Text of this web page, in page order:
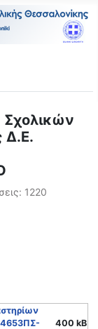
Δ.Ε.
1220
400 kB